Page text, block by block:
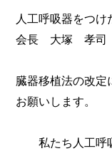
人工呼吸器をつけ
会長 大塚 孝司
臓器移植法の改定
お願いします。
私たち人工呼吸